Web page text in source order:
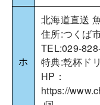
ホ
北海道直送
住所:つくば
TEL:029-
特典:乾杯ド
HP：
https://